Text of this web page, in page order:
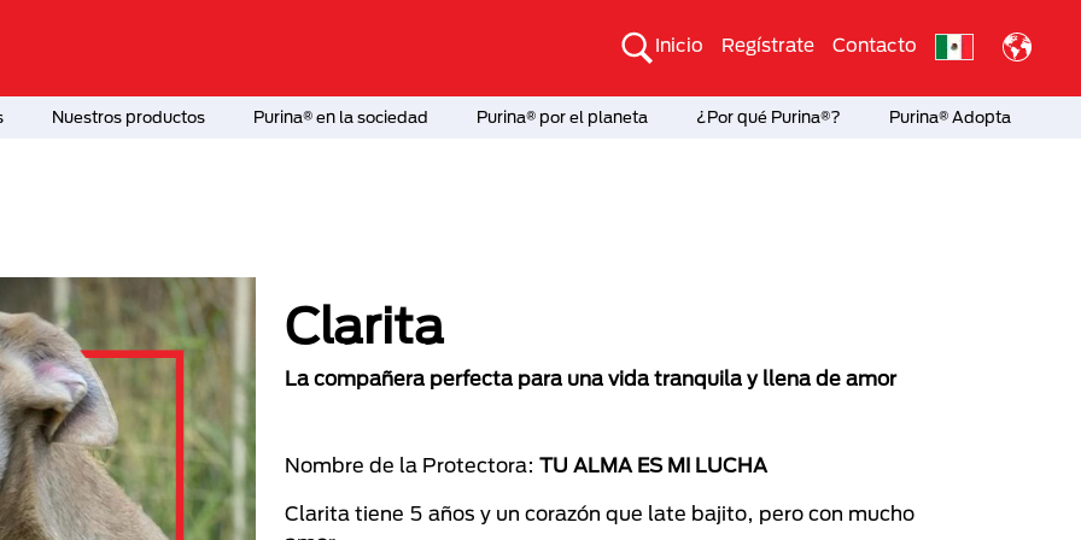
Inicio Regístrate Contacto
Nuestros productos Purina® en la sociedad Purina® por el planeta ¿Por qué Purina®? Purina® Adopta
Clarita
La compañera perfecta para una vida tranquila y llena de amor
Nombre de la Protectora: TU ALMA ES MI LUCHA
Clarita tiene 5 años y un corazón que late bajito, pero con mucho